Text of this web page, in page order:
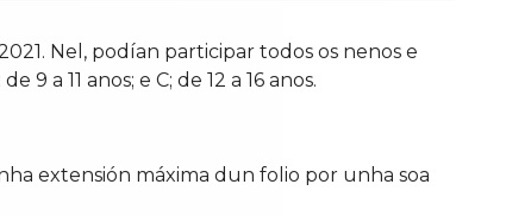
Nel, podían participar todos os nenos e
a 11 anos; e C; de 12 a 16 anos.
extensión máxima dun folio por unha soa